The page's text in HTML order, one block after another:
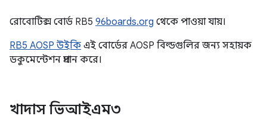
রোবোটিক্স বোর্ড RB5 96boards.org থেকে পাওয়া যায়।
RB5 AOSP উইকি এই বোর্ডের AOSP বিল্ডগুলির জন্য সহায়ক
ডকুমেন্টেশন প্রদান করে।
খাদাস ভিআইএম৩